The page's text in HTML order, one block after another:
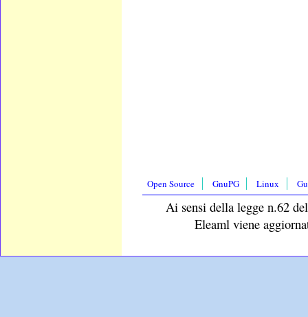
Open Source GnuPG Linux
Ai sensi della legge n.62
Eleaml viene